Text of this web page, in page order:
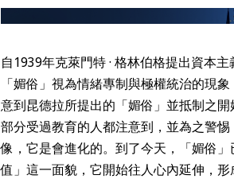
自1939年克萊門特 · 格林伯格提出資本
「媚俗」視為情緒專制與極權統治的現
意到昆德拉所提出的「媚俗」並抵制之
部分受過教育的人都注意到，並為之警
像，它是會進化的。到了今天，「媚俗
值」這一面貌，它開始往人心內延伸，